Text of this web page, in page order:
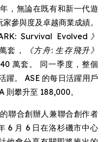
，無論在既有和新一代遊
參與度及卓越商業成績。
Survival Evolved》
套，
《方舟: 生存飛升》
萬套。 同一季度，整個
躍。 ASE 的每日活躍用戶
則攀升至 188,000。
聯合創辦人兼聯合創作者
6 月 6 日在洛杉磯市中心